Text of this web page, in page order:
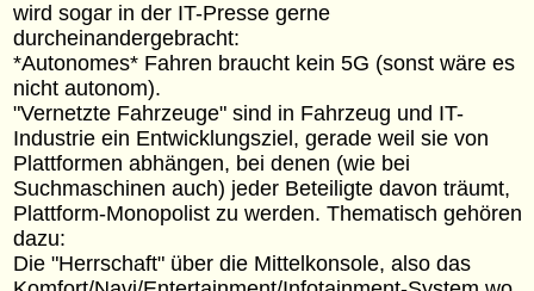
wird sogar in der IT-Presse gerne
durcheinandergebracht:
*Autonomes* Fahren braucht kein 5G (sonst wäre es
nicht autonom).
"Vernetzte Fahrzeuge" sind in Fahrzeug und IT-
Industrie ein Entwicklungsziel, gerade weil sie von
Plattformen abhängen, bei denen (wie bei
Suchmaschinen auch) jeder Beteiligte davon träumt,
Plattform-Monopolist zu werden. Thematisch gehören
dazu:
Die "Herrschaft" über die Mittelkonsole, also das